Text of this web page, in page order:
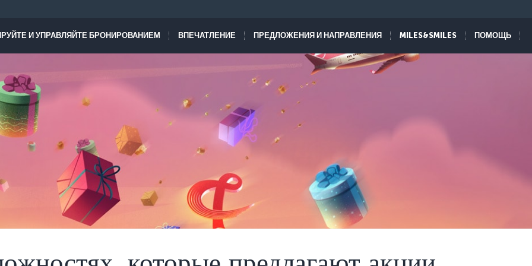
И УПРАВЛЯЙТЕ БРОНИРОВАНИЕМ ВПЕЧАТЛЕНИЕ ПРЕДЛОЖЕНИЯ И НАПРАВЛЕНИЯ MILES&SMILES ПОМОЩЬ